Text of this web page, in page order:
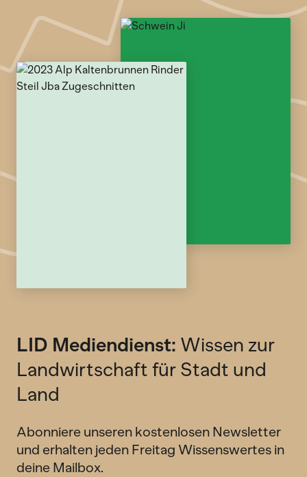
LID Mediendienst: Wissen zur
Landwirtschaft für Stadt und
Land
Abonniere unseren kostenlosen Newsletter
und erhalten jeden Freitag Wissenswertes in
deine Mailbox.